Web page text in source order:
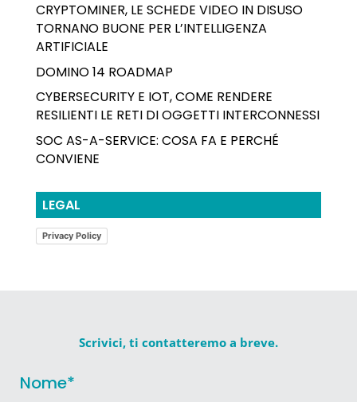
CRYPTOMINER, LE SCHEDE VIDEO IN DISUSO
TORNANO BUONE PER L’INTELLIGENZA
ARTIFICIALE
DOMINO 14 ROADMAP
CYBERSECURITY E IOT, COME RENDERE
RESILIENTI LE RETI DI OGGETTI INTERCONNESSI
SOC AS-A-SERVICE: COSA FA E PERCHÉ
CONVIENE
LEGAL
Privacy Policy
Scrivici, ti contatteremo a breve.
Nome*